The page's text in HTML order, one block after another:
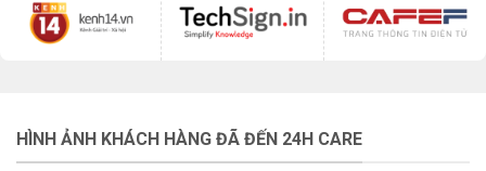
HÌNH ẢNH KHÁCH HÀNG ĐÃ ĐẾN 24H CARE